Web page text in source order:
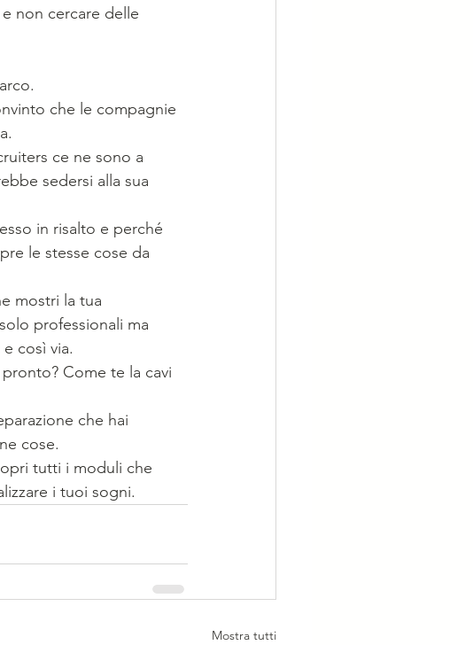
non cercare delle
che le compagnie
ce ne sono a
sedersi alla sua
in risalto e perché
le stesse cose da
mostri la tua
professionali ma
così via.
Come te la cavi
che hai
cose.
tutti i moduli che
i tuoi sogni.
Mostra tutti